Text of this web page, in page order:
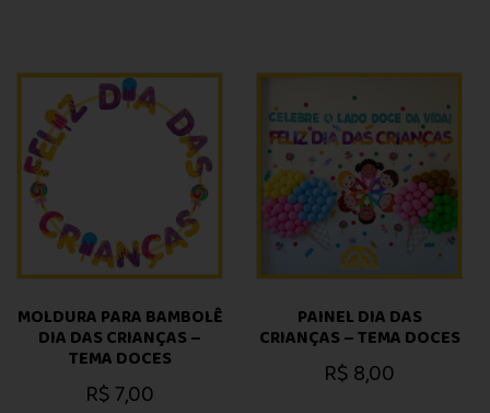
MOLDURA PARA BAMBOLÊ
DIA DAS CRIANÇAS –
TEMA DOCES
R$7,00
PAINEL DIA DAS
CRIANÇAS – TEMA DOCES
R$8,00